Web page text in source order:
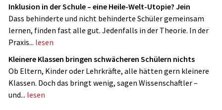
Inklusion in der Schule – eine Heile-Welt-Utopie? Jein
Dass behinderte und nicht ­behinderte Schüler gemeinsam
lernen, finden fast alle gut. Jedenfalls in der Theorie. In der
Praxis... lesen
Kleinere Klassen bringen schwächeren Schülern nichts
Ob Eltern, Kinder oder Lehrkräfte, alle hätten gern kleinere
Klassen. Doch das bringt wenig, sagen Wissenschaftler –
und... lesen